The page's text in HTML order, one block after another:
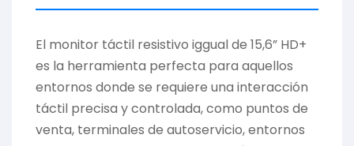
El monitor táctil resistivo iggual de 15,6” HD+
es la herramienta perfecta para aquellos
entornos donde se requiere una interacción
táctil precisa y controlada, como puntos de
venta, terminales de autoservicio, entornos